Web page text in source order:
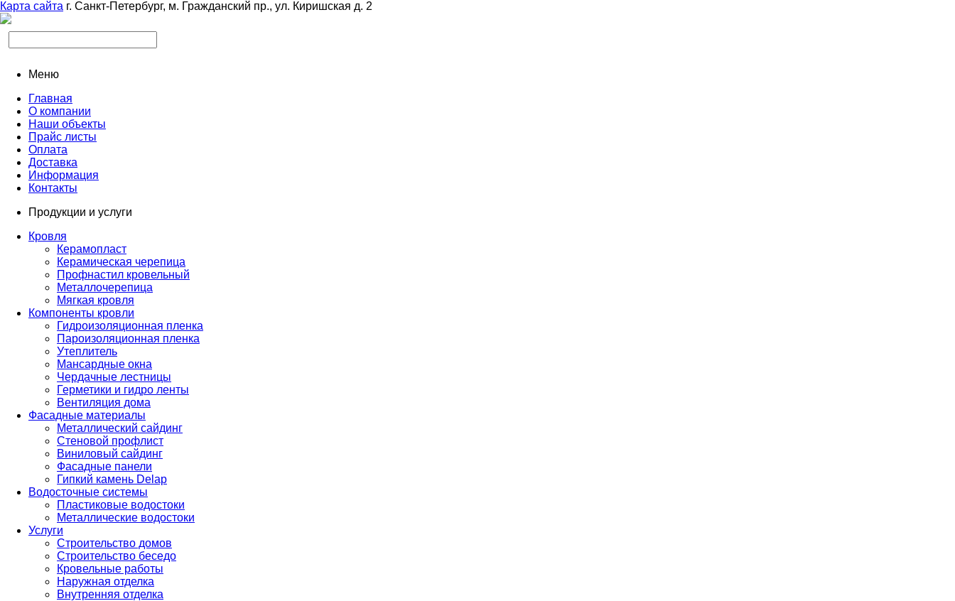
Карта сайта г. Санкт-Петербург, м. Гражданский пр., ул. Киришская д. 2
Меню
Главная
О компании
Наши объекты
Прайс листы
Оплата
Доставка
Информация
Контакты
Продукции и услуги
Кровля
Керамопласт
Керамическая черепица
Профнастил кровельный
Металлочерепица
Мягкая кровля
Компоненты кровли
Гидроизоляционная пленка
Пароизоляционная пленка
Утеплитель
Мансардные окна
Чердачные лестницы
Герметики и гидро ленты
Вентиляция дома
Фасадные материалы
Металлический сайдинг
Стеновой профлист
Виниловый сайдинг
Фасадные панели
Гипкий камень Delap
Водосточные системы
Пластиковые водостоки
Металлические водостоки
Услуги
Строительство домов
Строительство беседо
Кровельные работы
Наружная отделка
Внутренняя отделка